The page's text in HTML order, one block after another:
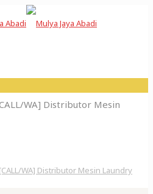
WA] Distributor Mesin
WA] Distributor Mesin Laundry